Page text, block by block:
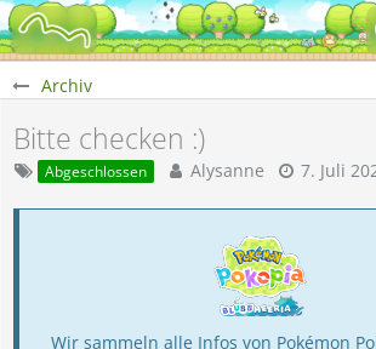
Archiv
Bitte checken :)
Abgeschlossen Alysanne 7. Juli
Wir sammeln alle Infos von Pokémon